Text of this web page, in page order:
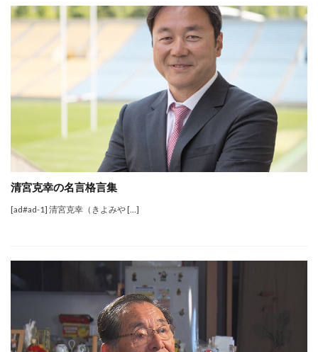
清宮克幸の名言格言集
[ad#ad-1] 清宮克幸（きよみや […]